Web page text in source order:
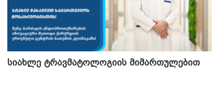
სიახლე ტრავმატოლოგიის მიმართულებით